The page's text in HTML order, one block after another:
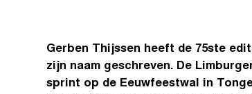
Gerben Thijssen heeft de 75ste
zijn naam geschreven. De
sprint op de Eeuwfeestwal in